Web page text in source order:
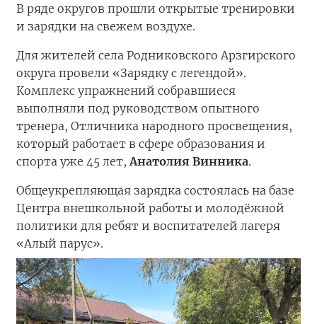
В ряде округов прошли открытые тренировки
и зарядки на свежем воздухе.
Для жителей села Родниковского Арзгирского
округа провели «Зарядку с легендой».
Комплекс упражнений собравшиеся
выполняли под руководством опытного
тренера, Отличника народного просвещения,
который работает в сфере образования и
спорта уже 45 лет, Анатолия Винника.
Общеукрепляющая зарядка состоялась на базе
Центра внешкольной работы и молодёжной
политики для ребят и воспитателей лагеря
«Алый парус».